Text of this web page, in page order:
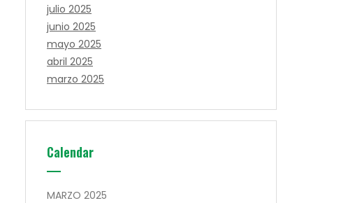
julio 2025
junio 2025
mayo 2025
abril 2025
marzo 2025
Calendar
MARZO 2025